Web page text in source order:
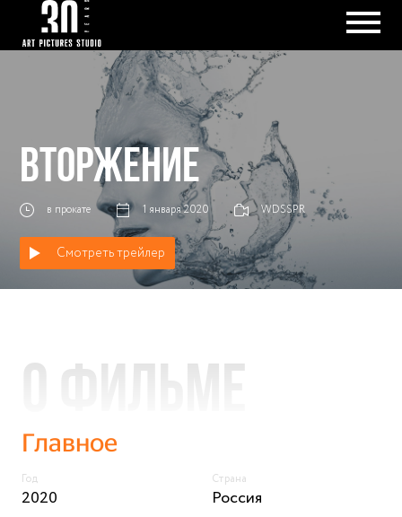
ВТОРЖЕНИЕ
в прокате 1 января 2020 WDSSPR
Смотреть трейлер
О фильме
Главное
Год
2020
Страна
Россия